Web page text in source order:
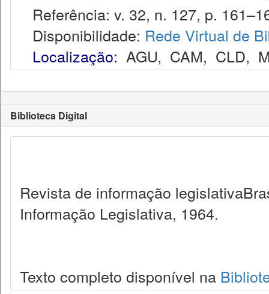
Referência: v. 32, n. 127, p.
Disponibilidade: Rede Virtual de
Localização: AGU, CAM, CLD,
Biblioteca Digital
Revista de informação
Informação Legislativa, 1964.
Texto completo disponível na